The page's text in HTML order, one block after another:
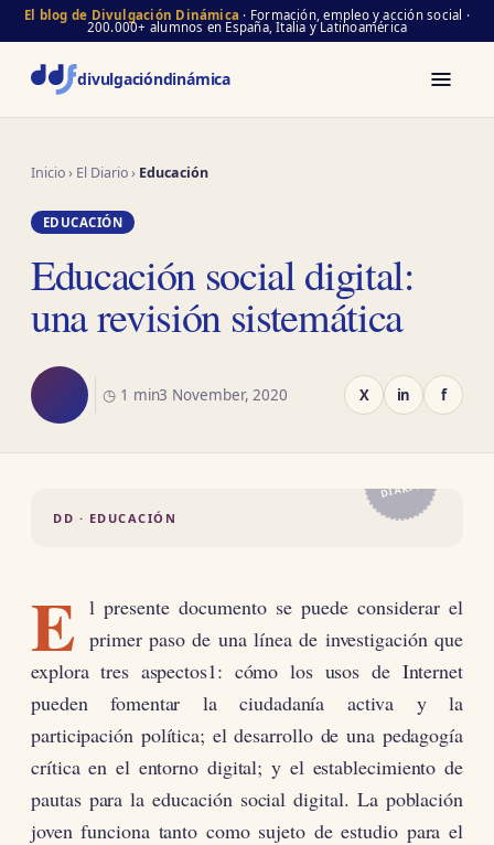
El blog de Divulgación Dinámica · Formación, empleo y acción social ·
200.000+ alumnos en España, Italia y Latinoamérica
divulgacióndinámica
Inicio› El Diario› Educación
EDUCACIÓN
Educación social digital:
una revisión sistemática
◷ 1 min3 November, 2020 X in f
DD · EDUCACIÓN
DIARIO
E l presente documento se puede considerar el
primer paso de una línea de investigación que
explora tres aspectos1: cómo los usos de Internet
pueden fomentar la ciudadanía activa y la
participación política; el desarrollo de una pedagogía
crítica en el entorno digital; y el establecimiento de
pautas para la educación social digital. La población
joven funciona tanto como sujeto de estudio para el